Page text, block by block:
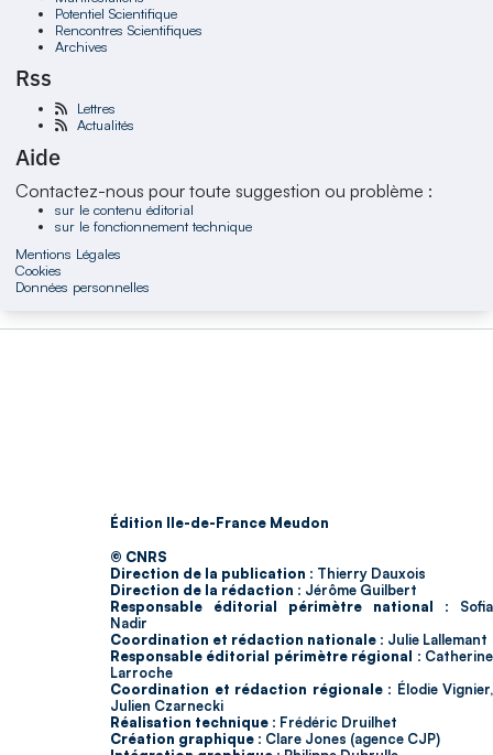
Potentiel Scientifique
Rencontres Scientifiques
Archives
Rss
Lettres
Actualités
Aide
Contactez-nous pour toute suggestion ou problème :
sur le contenu éditorial
sur le fonctionnement technique
Mentions Légales
Cookies
Données personnelles
Édition Ile-de-France Meudon
© CNRS
Direction de la publication : Thierry Dauxois
Direction de la rédaction : Jérôme Guilbert
Responsable éditorial périmètre national : Sofia
Nadir
Coordination et rédaction nationale : Julie Lallemant
Responsable éditorial périmètre régional : Catherine
Larroche
Coordination et rédaction régionale : Élodie Vignier,
Julien Czarnecki
Réalisation technique : Frédéric Druilhet
Création graphique : Clare Jones (agence CJP)